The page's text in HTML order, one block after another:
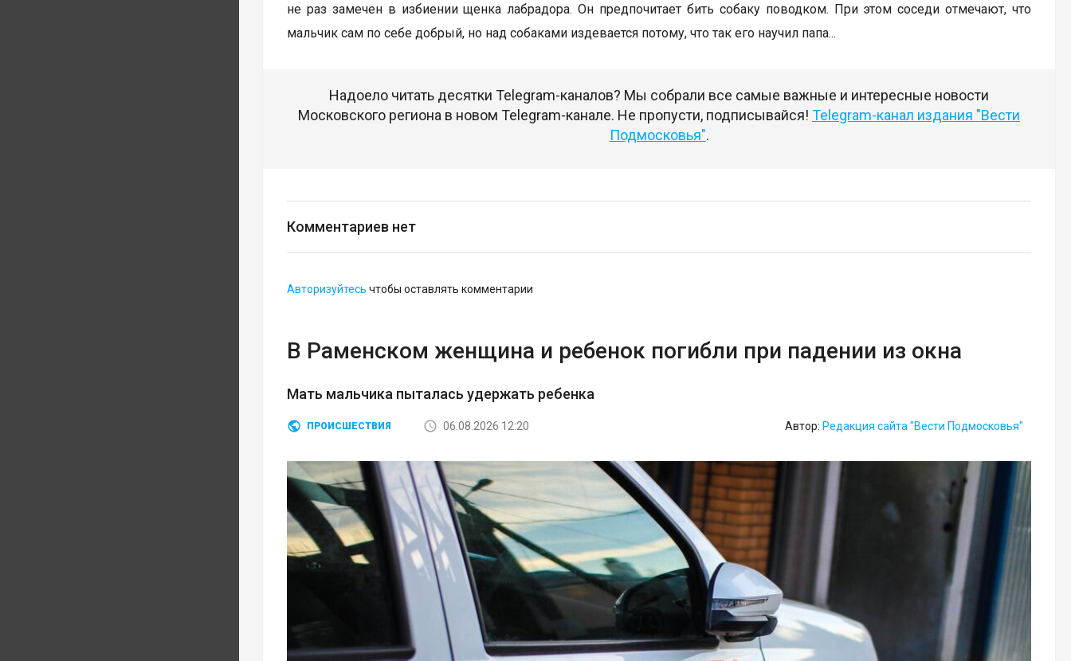
не раз замечен в избиении щенка лабрадора. Он предпочитает бить собаку поводком. При этом соседи отмечают, что
мальчик сам по себе добрый, но над собаками издевается потому, что так его научил папа...
Надоело читать десятки Telegram-каналов? Мы собрали все самые важные и интересные новости
Московского региона в новом Telegram-канале. Не пропусти, подписывайся! Telegram-канал издания "Вести
Подмосковья".
Комментариев нет
Авторизуйтесь чтобы оставлять комментарии
В Раменском женщина и ребенок погибли при падении из окна
Мать мальчика пыталась удержать ребенка
ПРОИСШЕСТВИЯ 06.08.2026 12:20 Автор: Редакция сайта "Вести Подмосковья"